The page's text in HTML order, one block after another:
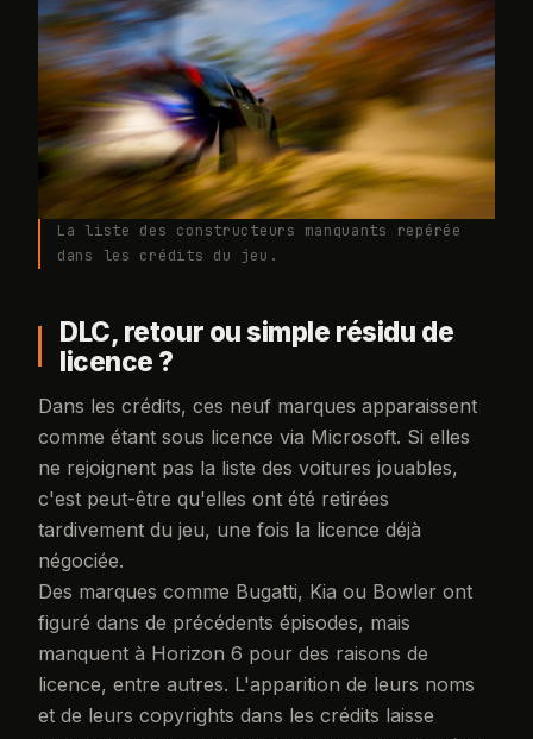
La liste des constructeurs manquants repérée
dans les crédits du jeu.
DLC, retour ou simple résidu de
licence ?
Dans les crédits, ces neuf marques apparaissent
comme étant sous licence via Microsoft. Si elles
ne rejoignent pas la liste des voitures jouables,
c'est peut-être qu'elles ont été retirées
tardivement du jeu, une fois la licence déjà
négociée.
Des marques comme Bugatti, Kia ou Bowler ont
figuré dans de précédents épisodes, mais
manquent à Horizon 6 pour des raisons de
licence, entre autres. L'apparition de leurs noms
et de leurs copyrights dans les crédits laisse